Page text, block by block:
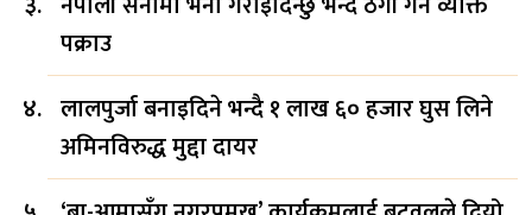
पक्राउ
लालपुर्जा बनाइदिने भन्दै १ लाख ६० हजार घुस लिने
अमिनविरुद्ध मुद्दा दायर